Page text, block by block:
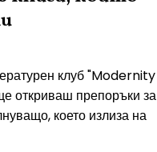
клуб "Modernity
откриваш препоръки за
което излиза на